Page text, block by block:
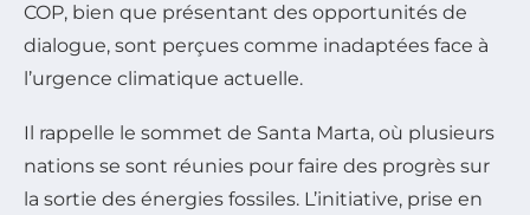
COP, bien que présentant des opportunités de
dialogue, sont perçues comme inadaptées face à
l’urgence climatique actuelle.
Il rappelle le sommet de Santa Marta, où plusieurs
nations se sont réunies pour faire des progrès sur
la sortie des énergies fossiles. L’initiative, prise en